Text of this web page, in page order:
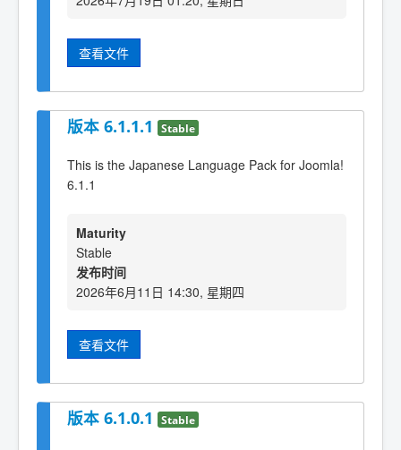
查看文件
版本 6.1.1.1 Stable
This is the Japanese Language Pack for Joomla!
6.1.1
Maturity
Stable
发布时间
2026年6月11日 14:30, 星期四
查看文件
版本 6.1.0.1 Stable